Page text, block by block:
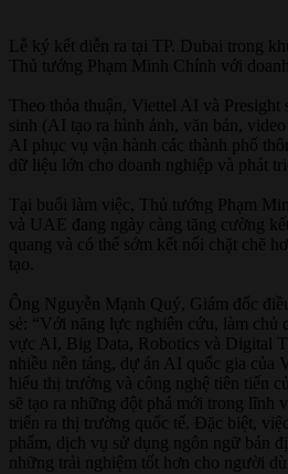
Lễ ký kết diễn ra tại TP. Dubai trong
Thủ tướng Phạm Minh Chính với
Theo thỏa thuận, Viettel AI và Presight
sinh (AI tạo ra hình ảnh, văn bản,
AI phục vụ vận hành các thành phố
dữ liệu lớn cho doanh nghiệp và phát
Tại buổi làm việc, Thủ tướng Phạm
và UAE đang ngày càng tăng cường
quang và có thể sớm kết nối chặt chẽ
tạo.
Ông Nguyễn Mạnh Quý, Giám đốc
sẻ: “Với năng lực nghiên cứu, làm chủ
vực AI, Big Data, Robotics và Digital
nhiều nền tảng, dự án AI quốc gia của
hiểu thị trường và công nghệ tiên tiến
sẽ tạo ra những đột phá mới trong lĩnh
triển ra thị trường quốc tế. Đặc biệt, việc
phẩm, dịch vụ sử dụng ngôn ngữ bản
những trải nghiệm tốt hơn cho người